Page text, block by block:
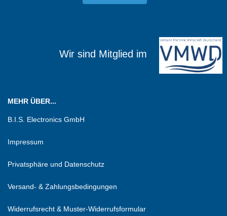
Wir sind Mitglied im
MEHR ÜBER...
B.I.S. Electronics GmbH
Impressum
Privatsphäre und Datenschutz
Versand- & Zahlungsbedingungen
Widerrufsrecht & Muster-Widerrufsformular